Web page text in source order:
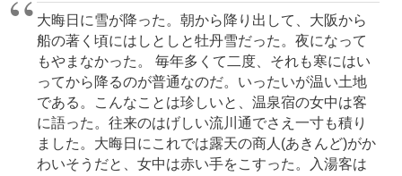
大晦日に雪が降った。朝から降り出して、大阪から
船の著く頃にはしとしと牡丹雪だった。夜になって
もやまなかった。 毎年多くて二度、それも寒にはい
ってから降るのが普通なのだ。いったいが温い土地
である。こんなことは珍しいと、温泉宿の女中は客
に語った。往来のはげしい流川通でさえ一寸も積り
ました。大晦日にこれでは露天の商人(あきんど)がか
わいそうだと、女中は赤い手をこすった。入湯客は